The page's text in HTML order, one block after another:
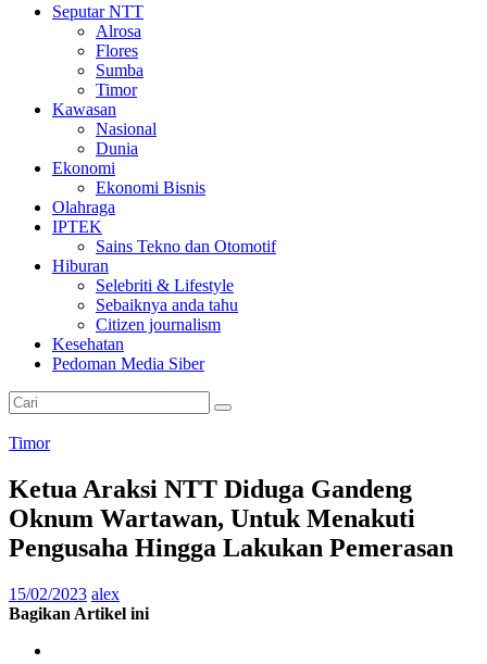
Seputar NTT
Alrosa
Flores
Sumba
Timor
Kawasan
Nasional
Dunia
Ekonomi
Ekonomi Bisnis
Olahraga
IPTEK
Sains Tekno dan Otomotif
Hiburan
Selebriti & Lifestyle
Sebaiknya anda tahu
Citizen journalism
Kesehatan
Pedoman Media Siber
Timor
Ketua Araksi NTT Diduga Gandeng
Oknum Wartawan, Untuk Menakuti
Pengusaha Hingga Lakukan Pemerasan
15/02/2023 alex
Bagikan Artikel ini